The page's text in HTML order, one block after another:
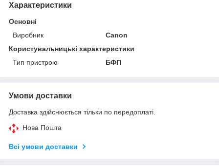
Характеристики
Основні
Виробник
Canon
Користувальницькі характеристики
Тип пристрою
БФП
Умови доставки
Доставка здійснюється тільки по передоплаті.
Нова Пошта
Всі умови доставки